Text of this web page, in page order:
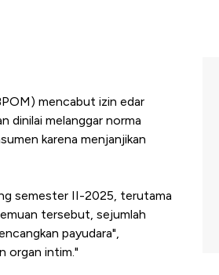
mencabut izin edar
dinilai melanggar norma
karena menjanjikan
semester II-2025, terutama
tersebut, sejumlah
payudara",
organ intim."